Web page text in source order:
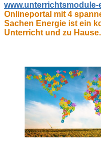
www.unterrichtsmodule-
Onlineportal mit 4
Sachen Energie ist ein
Unterricht und zu Hause.